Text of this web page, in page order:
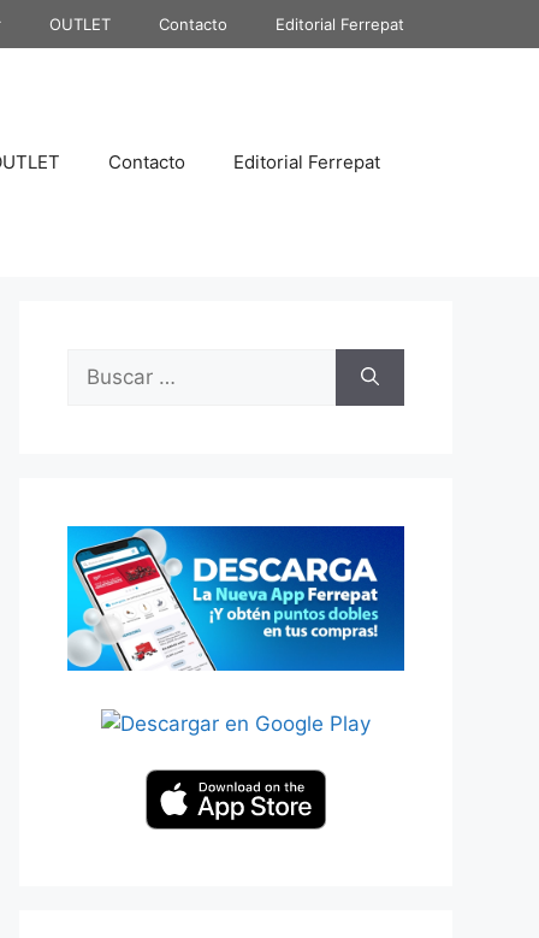
OUTLET Contacto Editorial Ferrepat
Contacto Editorial Ferrepat
Buscar: